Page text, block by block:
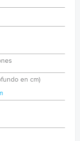
en cm)